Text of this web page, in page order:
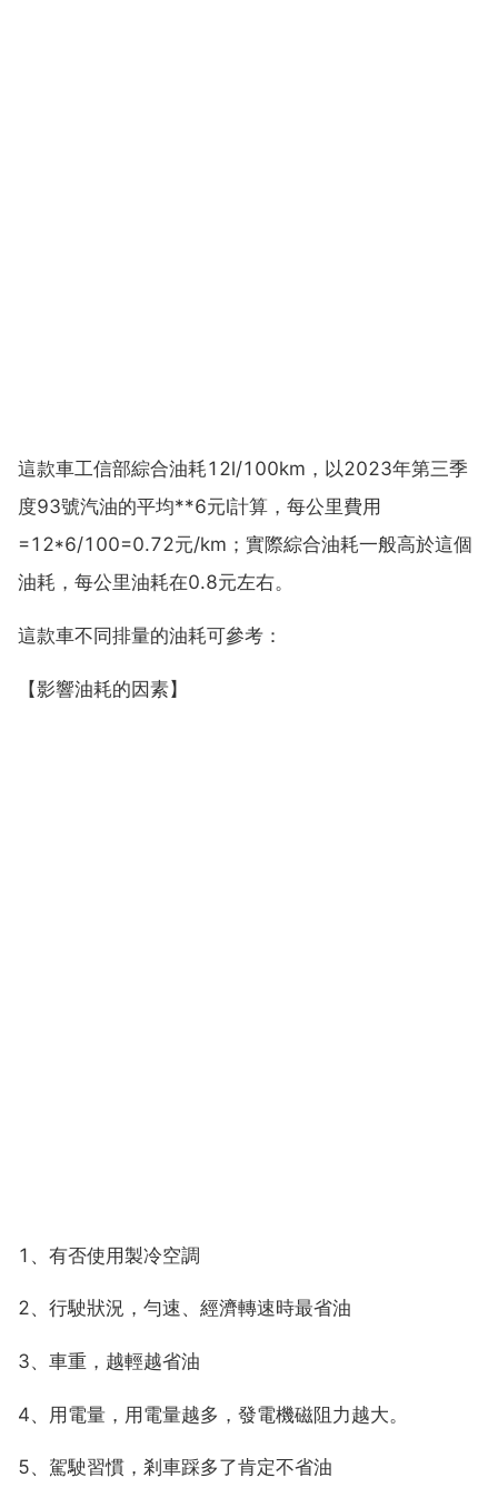
這款車工信部綜合油耗12l/100km，以2023年第三季
度93號汽油的平均**6元l計算，每公里費用
=12*6/100=0.72元/km；實際綜合油耗一般高於這個
油耗，每公里油耗在0.8元左右。
這款車不同排量的油耗可參考：
【影響油耗的因素】
1、有否使用製冷空調
2、行駛狀況，勻速、經濟轉速時最省油
3、車重，越輕越省油
4、用電量，用電量越多，發電機磁阻力越大。
5、駕駛習慣，剎車踩多了肯定不省油